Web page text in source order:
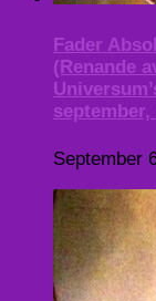
Fader
(Renande
september,
September